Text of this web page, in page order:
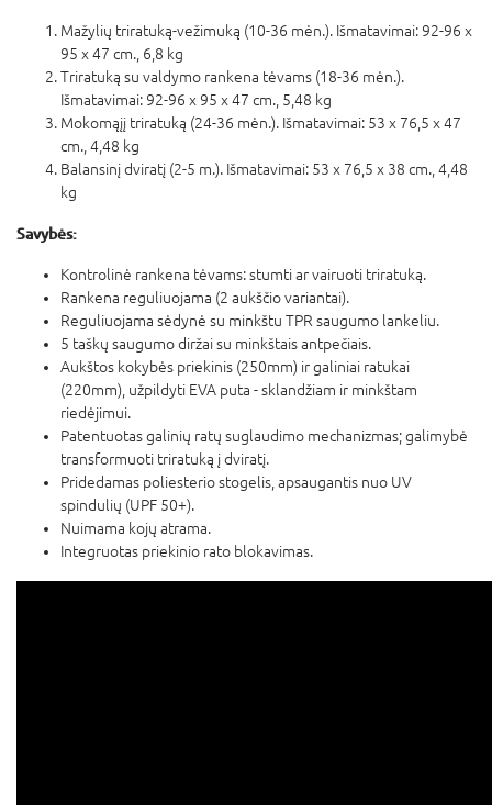
Mažylių triratuką-vežimuką (10-36 mėn.). Išmatavimai: 92-96 x
95 x 47 cm., 6,8 kg
Triratuką su valdymo rankena tėvams (18-36 mėn.).
Išmatavimai: 92-96 x 95 x 47 cm., 5,48 kg
Mokomąįį triratuką (24-36 mėn.). Išmatavimai: 53 x 76,5 x 47
cm., 4,48 kg
Balansinį dviratį (2-5 m.). Išmatavimai: 53 x 76,5 x 38 cm., 4,48
kg
Savybės:
Kontrolinė rankena tėvams: stumti ar vairuoti triratuką.
Rankena reguliuojama (2 aukščio variantai).
Reguliuojama sėdynė su minkštu TPR saugumo lankeliu.
5 taškų saugumo diržai su minkštais antpečiais.
Aukštos kokybės priekinis (250mm) ir galiniai ratukai
(220mm), užpildyti EVA puta - sklandžiam ir minkštam
riedėjimui.
Patentuotas galinių ratų suglaudimo mechanizmas; galimybė
transformuoti triratuką į dviratį.
Pridedamas poliesterio stogelis, apsaugantis nuo UV
spindulių (UPF 50+).
Nuimama kojų atrama.
Integruotas priekinio rato blokavimas.